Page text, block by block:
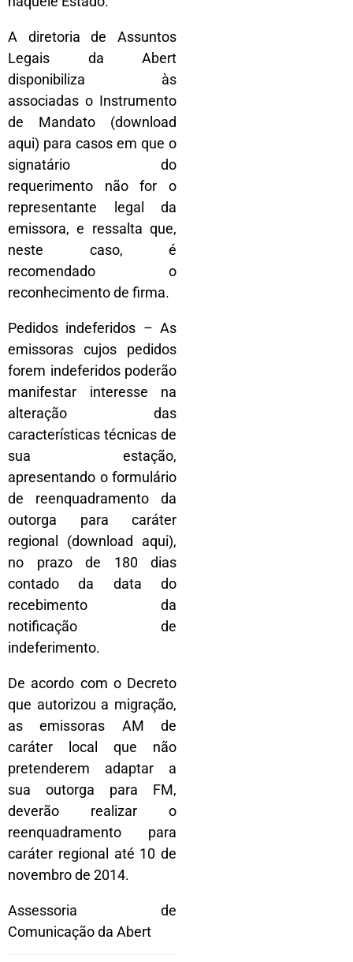
A diretoria de Assuntos
Legais da Abert
disponibiliza às
associadas o Instrumento
de Mandato (download
aqui) para casos em que o
signatário do
requerimento não for o
representante legal da
emissora, e ressalta que,
neste caso, é
recomendado o
reconhecimento de firma.
Pedidos indeferidos – As
emissoras cujos pedidos
forem indeferidos poderão
manifestar interesse na
alteração das
características técnicas de
sua estação,
apresentando o formulário
de reenquadramento da
outorga para caráter
regional (download aqui),
no prazo de 180 dias
contado da data do
recebimento da
notificação de
indeferimento.
De acordo com o Decreto
que autorizou a migração,
as emissoras AM de
caráter local que não
pretenderem adaptar a
sua outorga para FM,
deverão realizar o
reenquadramento para
caráter regional até 10 de
novembro de 2014.
Assessoria de
Comunicação da Abert